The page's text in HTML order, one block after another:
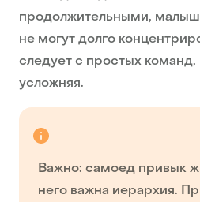
продолжительными,
не могут долго
следует с простых команд,
усложняя.
Важно: самоед привык
него важна иерархия.